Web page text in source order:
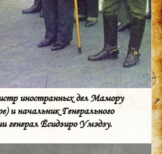
иностранных дел Мамору
и начальник Генерального
генерал Ёсидзиро Умэдзу.